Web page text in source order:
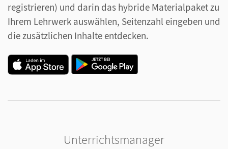
registrieren) und darin das hybride Materialpaket zu
Ihrem Lehrwerk auswählen, Seitenzahl eingeben und
die zusätzlichen Inhalte entdecken.
Unterrichtsmanager